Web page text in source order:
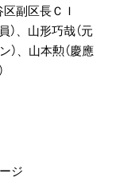
副区長ＣＩ
）、山形巧哉（元
、山本勲（慶應
ジ